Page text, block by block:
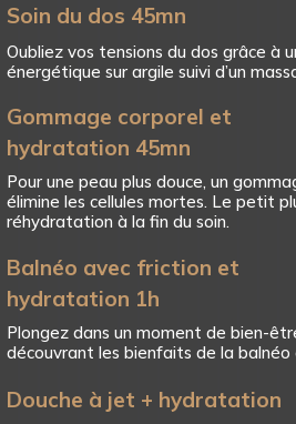
Soin du dos 45mn
Oubliez vos tensions du dos grâce à
énergétique sur argile suivi d’un
Gommage corporel et
hydratation 45mn
Pour une peau plus douce, un
élimine les cellules mortes. Le petit
réhydratation à la fin du soin.
Balnéo avec friction et
hydratation 1h
Plongez dans un moment de bien-
découvrant les bienfaits de la balnéo
Douche à jet + hydratation